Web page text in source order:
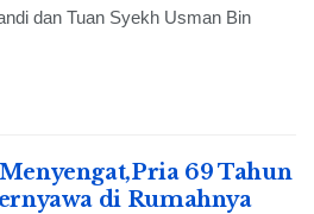
dan Tuan Syekh Usman Bin
69 Tahun
di Rumahnya